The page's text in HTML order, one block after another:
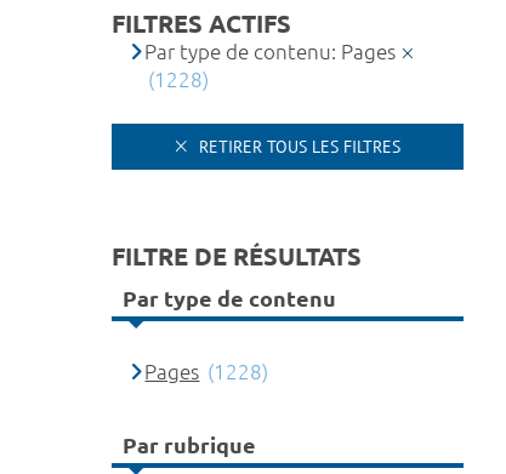
FILTRES ACTIFS
Par type de contenu: Pages
(1228)
RETIRER TOUS LES FILTRES
FILTRE DE RÉSULTATS
Par type de contenu
Pages (1228)
Par rubrique